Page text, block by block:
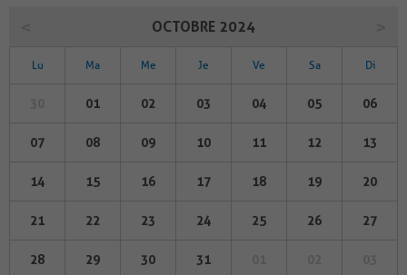
OCTOBRE 2024
Lu Ma Me Je Ve Sa Di
01 02 03 04 05 06
07 08 09 10 11 12 13
14 15 16 17 18 19 20
21 22 23 24 25 26 27
28 29 30 31